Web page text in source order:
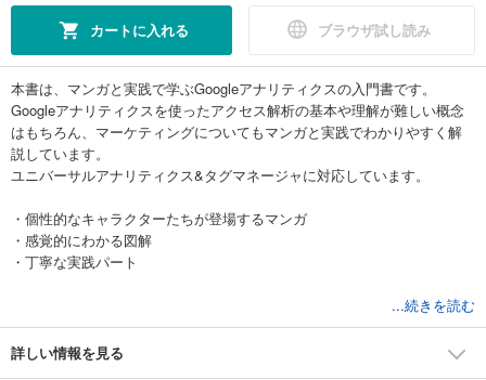
カートに入れる ブラウザ試し読み
本書は、マンガと実践で学ぶGoogleアナリティクスの入門書です。
Googleアナリティクスを使ったアクセス解析の基本や理解が難しい概念
はもちろん、マーケティングについてもマンガと実践でわかりやすく解
説しています。
ユニバーサルアナリティクス&タグマネージャに対応しています。
・個性的なキャラクターたちが登場するマンガ
・感覚的にわかる図解
・丁寧な実践パート
上記3つの特長で、Googleアナリティクスを無理なく学べます。
■こんな人におすすめ
...続きを読む
詳しい情報を見る